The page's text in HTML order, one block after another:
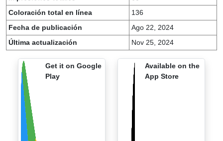
Coloración total en línea
136
Fecha de publicación
Ago 22, 2024
Última actualización
Nov 25, 2024
Get it on Google
Play
Available on the
App Store